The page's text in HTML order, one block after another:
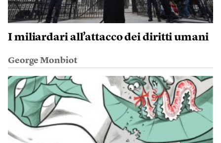
I miliardari all’attacco dei diritti umani
George Monbiot